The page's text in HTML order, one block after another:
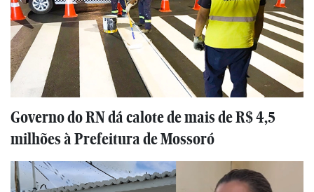
Governo do RN dá calote de mais de R$ 4,5
milhões à Prefeitura de Mossoró